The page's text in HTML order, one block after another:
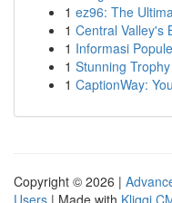
1 ez96: The
1 Central Valley's
1 Informasi
1 Stunning
1 CaptionWay:
Copyright © 2026 |
Users | Made with Kliqqi